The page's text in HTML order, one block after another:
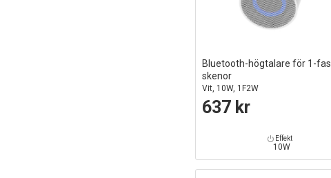
Bluetooth-högtalare för 1-fas
skenor
Vit, 10W, 1F2W
637 kr
Effekt
10W